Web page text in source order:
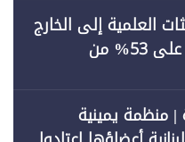
العلمية إلى الخارج
| 6 جامعات حكومية تستحوذ على 53% من
منظمة يمينية